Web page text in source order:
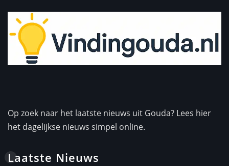
Op zoek naar het laatste nieuws uit Gouda? Lees hier
het dagelijkse nieuws simpel online.
Laatste Nieuws